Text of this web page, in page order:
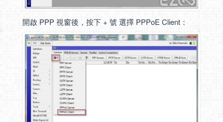
開啟 PPP 視窗後，按下 + 號 選擇 PPPoE Client：